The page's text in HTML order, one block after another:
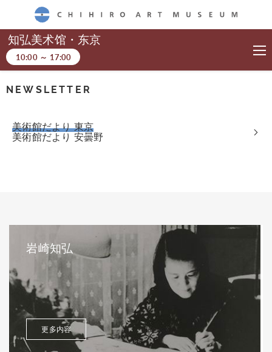
CHIHIRO ART MUSEUM
知弘美术馆・东京
10:00～ 17:00
NEWSLETTER
美術館だより 東京
美術館だより 安曇野
岩崎知弘
更多内容